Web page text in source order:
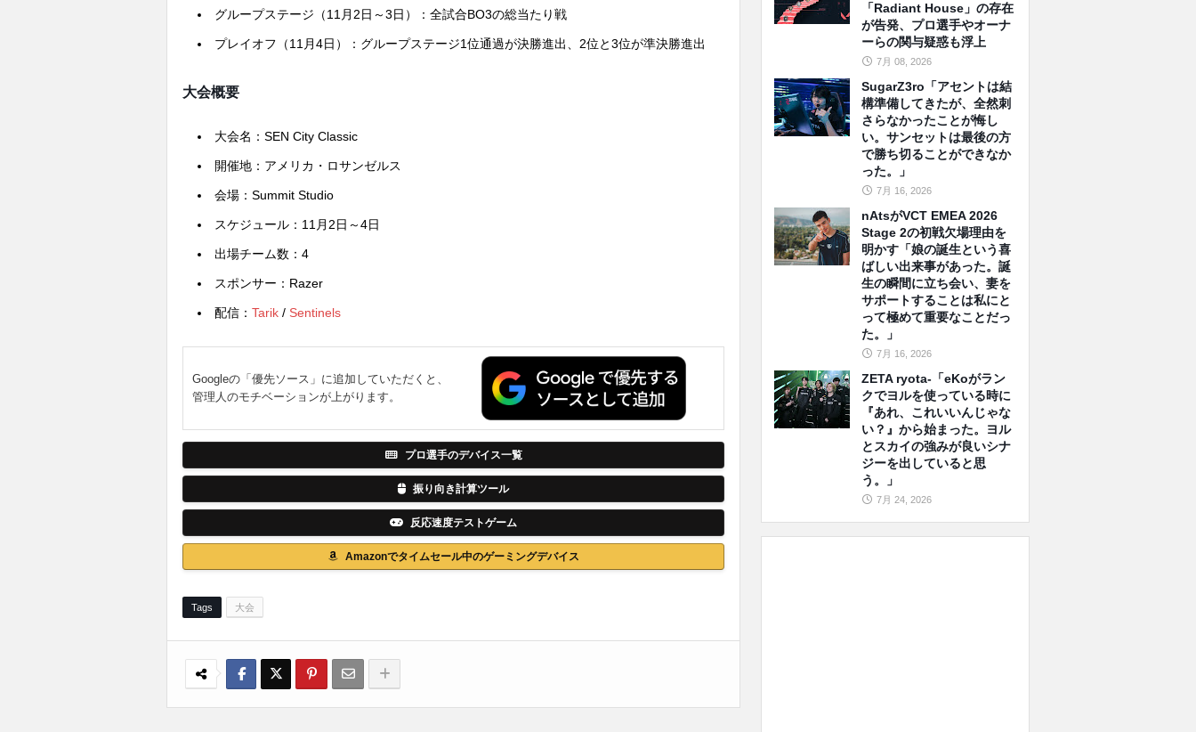
グループステージ（11月2日～3日）：全試合BO3の総当たり戦
プレイオフ（11月4日）：グループステージ1位通過が決勝進出、2位と3位が準決勝進出
大会概要
大会名：SEN City Classic
開催地：アメリカ・ロサンゼルス
会場：Summit Studio
スケジュール：11月2日～4日
出場チーム数：4
スポンサー：Razer
配信： Tarik / Sentinels
Googleの「優先ソース」に追加していただくと、
管理人のモチベーションが上がります。
プロ選手のデバイス一覧
振り向き計算ツール
反応速度テストゲーム
Amazonでタイムセール中のゲーミングデバイス
Tags 大会
「Radiant House」の存在
が告発、プロ選手やオーナ
ーらの関与疑惑も浮上
7月 08, 2026
SugarZ3ro「アセントは結
構準備してきたが、全然刺
さらなかったことが悔し
い。サンセットは最後の方
で勝ち切ることができなか
った。」
7月 16, 2026
nAtsがVCT EMEA 2026
Stage 2の初戦欠場理由を
明かす「娘の誕生という喜
ばしい出来事があった。誕
生の瞬間に立ち会い、妻を
サポートすることは私にと
って極めて重要なことだっ
た。」
7月 16, 2026
ZETA ryota-「eKoがラン
クでヨルを使っている時に
『あれ、これいいんじゃな
い？』から始まった。ヨル
とスカイの強みが良いシナ
ジーを出していると思
う。」
7月 24, 2026